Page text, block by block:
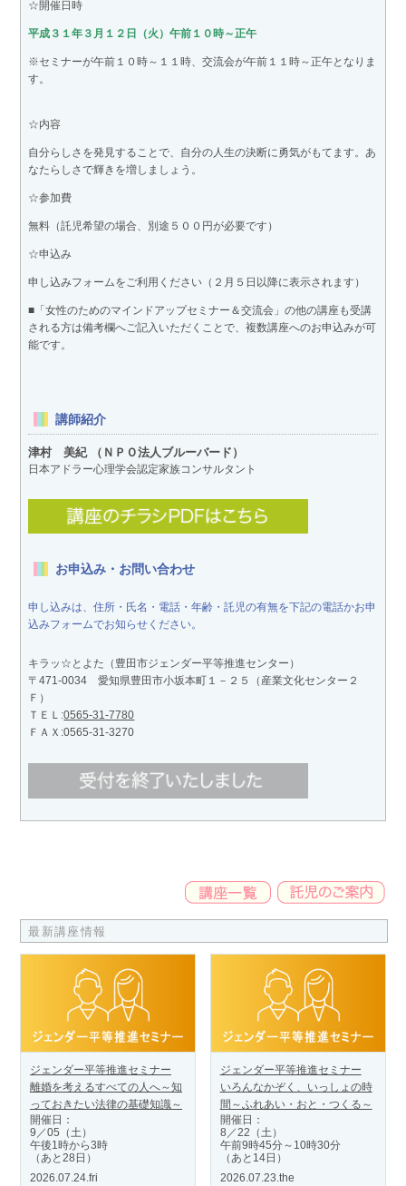
☆開催日時
平成３１年３月１２日（火）午前１０時～正午
※セミナーが午前１０時～１１時、交流会が午前１１時～正午となりま
す。
☆内容
自分らしさを発見することで、自分の人生の決断に勇気がもてます。あ
なたらしさで輝きを増しましょう。
☆参加費
無料（託児希望の場合、別途５００円が必要です）
☆申込み
申し込みフォームをご利用ください（２月５日以降に表示されます）
■「女性のためのマインドアップセミナー＆交流会」の他の講座も受講
される方は備考欄へご記入いただくことで、複数講座へのお申込みが可
能です。
講師紹介
津村 美紀 （ＮＰＯ法人ブルーバード）
日本アドラー心理学会認定家族コンサルタント
お申込み・お問い合わせ
申し込みは、住所・氏名・電話・年齢・託児の有無を下記の電話かお申
込みフォームでお知らせください。
キラッ☆とよた（豊田市ジェンダー平等推進センター）
〒471-0034 愛知県豊田市小坂本町１－２５（産業文化センター２
Ｆ）
ＴＥＬ:0565-31-7780
ＦＡＸ:0565-31-3270
最新講座情報
ジェンダー平等推進セミナー
離婚を考えるすべての人へ～知
っておきたい法律の基礎知識～
開催日：
9／05（土）
午後1時から3時
（あと28日）
2026.07.24.fri
ジェンダー平等推進セミナー
いろんなかぞく、いっしょの時
間～ふれあい・おと・つくる～
開催日：
8／22（土）
午前9時45分～10時30分
（あと14日）
2026.07.23.the